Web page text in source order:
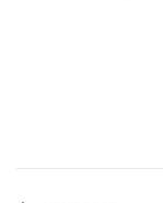
حالات اور وہاں
اور بہتر پارٹی کے
میں ہوگی